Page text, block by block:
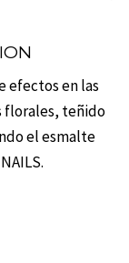
efectos en las
florales, teñido
el esmalte